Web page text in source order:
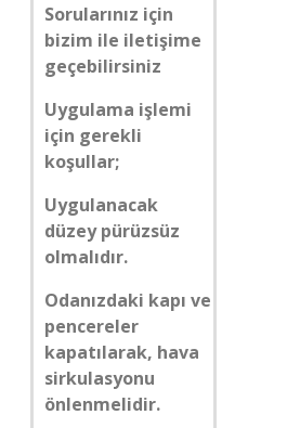
Sorularınız için
bizim ile iletişime
geçebilirsiniz
Uygulama işlemi
için gerekli
koşullar;
Uygulanacak
düzey pürüzsüz
olmalıdır.
Odanızdaki kapı ve
pencereler
kapatılarak, hava
sirkulasyonu
önlenmelidir.